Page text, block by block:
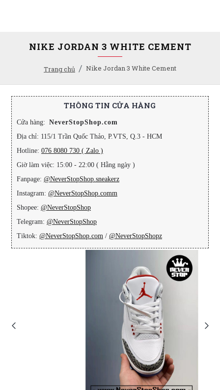
Trang chủ Nike Jordan 3 White Cement
NIKE JORDAN 3 WHITE CEMENT
THÔNG TIN CỬA HÀNG
Cửa hàng: NeverStopShop.com
Địa chỉ: 115/1 Trần Quốc Thảo, P.VTS, Q.3 - HCM
Hotline: 076 8080 730 ( Zalo )
Giờ làm việc: 15:00 - 22:00 ( Hằng ngày )
Fanpage: @NeverStopShop.sneakerz
Instagram: @NeverStopShop.comm
Shopee: @NeverStopShop
Telegram: @NeverStopShop
Tiktok: @NeverStopShop.com / @NeverStopShopz